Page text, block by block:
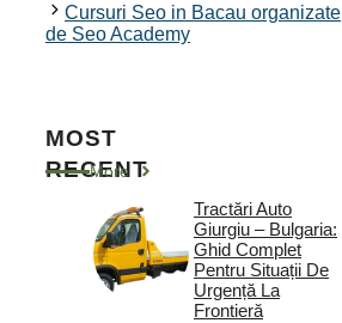
Cursuri Seo in Bacau organizate
de Seo Academy
MOST
RECENT
More
Tractări Auto
Giurgiu – Bulgaria:
Ghid Complet
Pentru Situații De
Urgență La
Frontieră